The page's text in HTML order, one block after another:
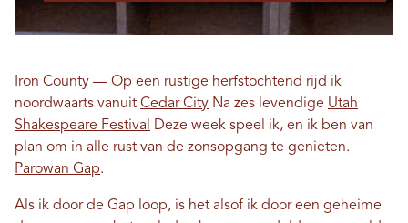
Iron County — Op een rustige herfstochtend rijd ik
noordwaarts vanuit Cedar City Na zes levendige Utah
Shakespeare Festival
Deze week speel ik, en ik ben van
plan om in alle rust van de zonsopgang te genieten.
Parowan Gap.
Als ik door de Gap loop, is het alsof ik door een geheime